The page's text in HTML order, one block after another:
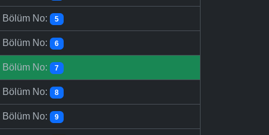
Bölüm No: 5
Bölüm No: 6
Bölüm No: 7
Bölüm No: 8
Bölüm No: 9